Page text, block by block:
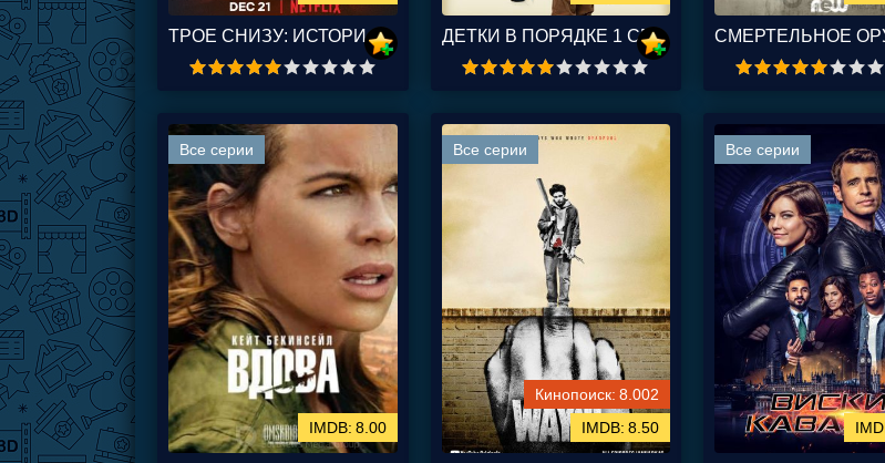
ТРОЕ СНИЗУ: ИСТОРИИ АРКАДИИ / ТРОЕ С НЕБЕС 1,2 СЕЗОН ДЕТКИ В ПОРЯДКЕ 1 СЕЗОН
Все серии
8.00
Все серии
8.002
8.50
Все серии